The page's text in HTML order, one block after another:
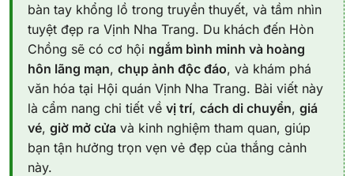
bàn tay khổng lồ trong truyền thuyết, và tầm nhìn
tuyệt đẹp ra Vịnh Nha Trang. Du khách đến Hòn
Chồng sẽ có cơ hội ngắm bình minh và hoàng
hôn lãng mạn, chụp ảnh độc đáo, và khám phá
văn hóa tại Hội quán Vịnh Nha Trang. Bài viết này
là cẩm nang chi tiết về vị trí, cách di chuyển, giá
vé, giờ mở cửa và kinh nghiệm tham quan, giúp
bạn tận hưởng trọn vẹn vẻ đẹp của thắng cảnh
này.